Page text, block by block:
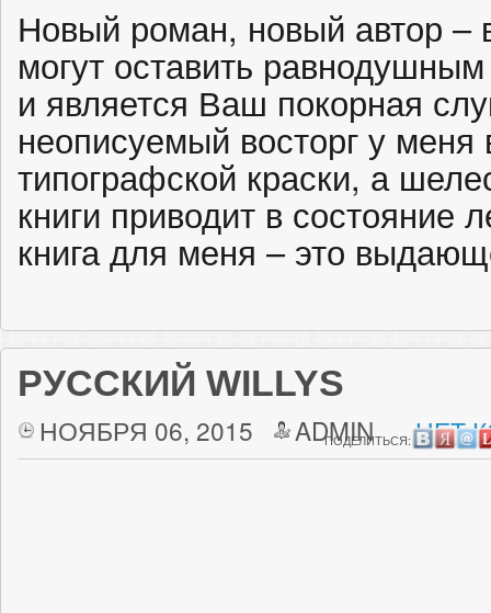
Новый роман, новый автор –
могут оставить
и является Ваш покорная
неописуемый восторг у
типографской краски, а
книги приводит в состояние
книга для меня – это
РУССКИЙ WILLYS
НОЯБРЯ 06, 2015 ADMIN НЕТ
ПОДЕЛИТЬСЯ: